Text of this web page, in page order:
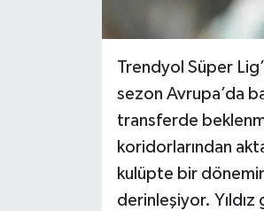
Trendyol Süper
sezon Avrupa’da
transferde
koridorlarından
kulüpte bir
derinleşiyor.